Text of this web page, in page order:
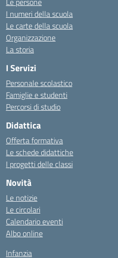
I numeri della scuola
Le carte della scuola
Organizzazione
La storia
I Servizi
Personale scolastico
Famiglie e studenti
Percorsi di studio
Didattica
Offerta formativa
Le schede didattiche
I progetti delle classi
Novità
Le notizie
Le circolari
Calendario eventi
Albo online
Infanzia